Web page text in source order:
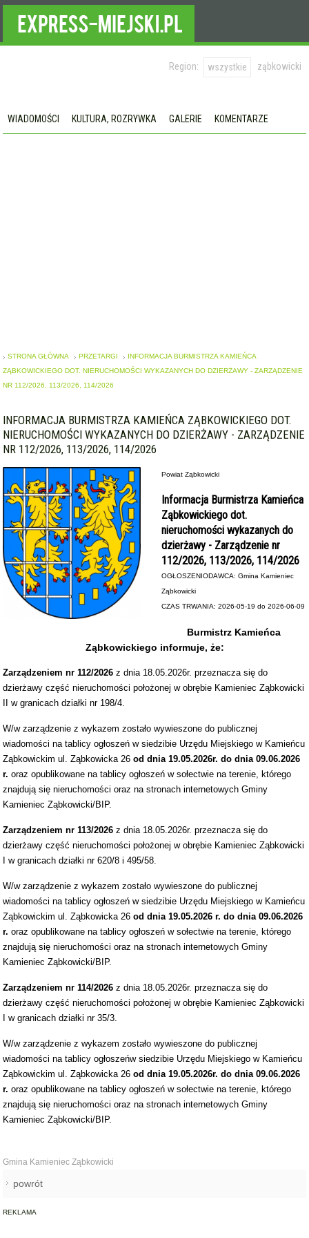
Region: wszystkie ząbkowicki
WIADOMOŚCI KULTURA, ROZRYWKA GALERIE KOMENTARZE
STRONA GŁÓWNA PRZETARGI
INFORMACJA BURMISTRZA KAMIEŃCA
ZĄBKOWICKIEGO DOT. NIERUCHOMOŚCI WYKAZANYCH DO DZIERŻAWY - ZARZĄDZENIE
NR 112/2026, 113/2026, 114/2026
INFORMACJA BURMISTRZA KAMIEŃCA ZĄBKOWICKIEGO DOT.
NIERUCHOMOŚCI WYKAZANYCH DO DZIERŻAWY - ZARZĄDZENIE
NR 112/2026, 113/2026, 114/2026
Powiat Ząbkowicki
Informacja Burmistrza Kamieńca
Ząbkowickiego dot.
nieruchomości wykazanych do
dzierżawy - Zarządzenie nr
112/2026, 113/2026, 114/2026
OGŁOSZENIODAWCA: Gmina Kamieniec
Ząbkowicki
CZAS TRWANIA: 2026-05-19 do 2026-06-09
Burmistrz Kamieńca
Ząbkowickiego informuje, że:
Zarządzeniem nr112/2026 z dnia 18.05.2026r. przeznacza się do
dzierżawy część nieruchomości położonej w obrębie Kamieniec Ząbkowicki
II w granicach działki nr 198/4.
W/w zarządzenie z wykazem zostało wywieszone do publicznej
wiadomości na tablicy ogłoszeń w siedzibie Urzędu Miejskiego w Kamieńcu
Ząbkowickim ul. Ząbkowicka 26od dnia 19.05.2026r. do dnia 09.06.2026
r. oraz opublikowane na tablicy ogłoszeń w sołectwie na terenie, którego
znajdują się nieruchomości oraz na stronach internetowych Gminy
Kamieniec Ząbkowicki/BIP.
Zarządzeniem nr113/2026 z dnia 18.05.2026r. przeznacza się do
dzierżawy część nieruchomości położonej w obrębie Kamieniec Ząbkowicki
I w granicach działki nr 620/8 i 495/58.
W/w zarządzenie z wykazem zostało wywieszone do publicznej
wiadomości na tablicy ogłoszeń w siedzibie Urzędu Miejskiego w Kamieńcu
Ząbkowickim ul. Ząbkowicka 26od dnia 19.05.2026 r. do dnia 09.06.2026
r. oraz opublikowane na tablicy ogłoszeń w sołectwie na terenie, którego
znajdują się nieruchomości oraz na stronach internetowych Gminy
Kamieniec Ząbkowicki/BIP.
Zarządzeniem nr114/2026 z dnia 18.05.2026r. przeznacza się do
dzierżawy część nieruchomości położonej w obrębie Kamieniec Ząbkowicki
I w granicach działki nr 35/3.
W/w zarządzenie z wykazem zostało wywieszone do publicznej
wiadomości na tablicy ogłoszeńw siedzibie Urzędu Miejskiego w Kamieńcu
Ząbkowickim ul. Ząbkowicka 26od dnia 19.05.2026r. do dnia 09.06.2026
r. oraz opublikowane na tablicy ogłoszeń w sołectwie na terenie, którego
znajdują się nieruchomości oraz na stronach internetowych Gminy
Kamieniec Ząbkowicki/BIP.
Gmina Kamieniec Ząbkowicki
powrót
REKLAMA